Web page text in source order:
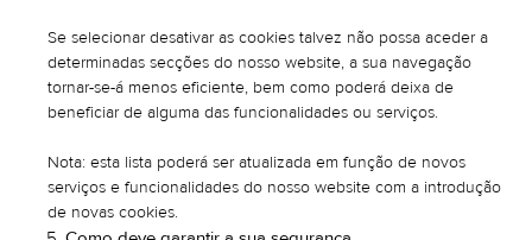
Se selecionar desativar as cookies talvez não possa aceder a
determinadas secções do nosso website, a sua navegação
tornar-se-á menos eficiente, bem como poderá deixa de
beneficiar de alguma das funcionalidades ou serviços.
Nota: esta lista poderá ser atualizada em função de novos
serviços e funcionalidades do nosso website com a introdução
de novas cookies.